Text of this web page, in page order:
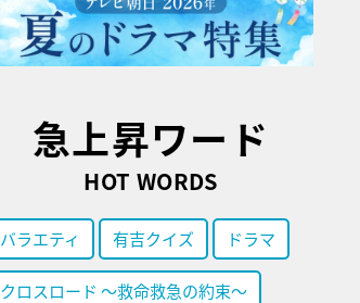
急上昇ワード
HOT WORDS
バラエティ 有吉クイズ ドラマ
クロスロード ～救命救急の約束～